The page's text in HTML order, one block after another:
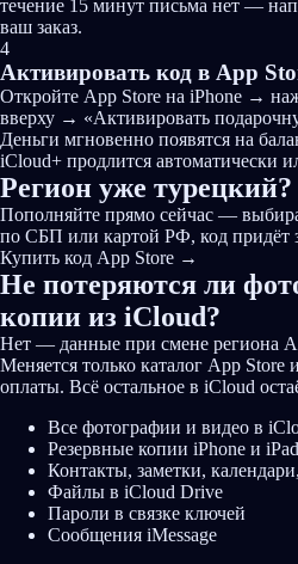
течение 15 минут письма нет —
ваш заказ.
4
Активировать код в App
Откройте App Store на iPhone →
вверху → «Активировать
Деньги мгновенно появятся на
iCloud+ продлится автоматически
Регион уже турецкий?
Пополняйте прямо сейчас —
по СБП или картой РФ, код придёт
Купить код App Store →
Не потеряются ли
копии из iCloud?
Нет — данные при смене региона
Меняется только каталог App
оплаты. Всё остальное в iCloud
Все фотографии и видео в
Резервные копии iPhone и iPad
Контакты, заметки,
Файлы в iCloud Drive
Пароли в связке ключей
Сообщения iMessage